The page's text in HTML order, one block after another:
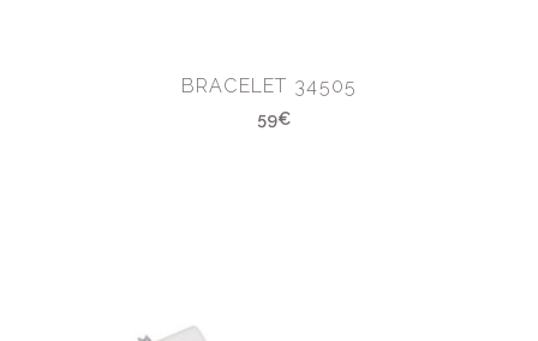
BRACELET 34505
59€